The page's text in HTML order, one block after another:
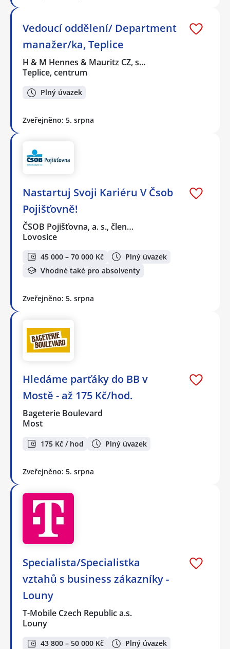
Vedoucí oddělení/ Department
manažer/ka, Teplice
H & M Hennes & Mauritz CZ, s…
Teplice, centrum
Plný úvazek
Zveřejněno: 5. srpna
Nastartuj Svoji Kariéru V Čsob
Pojišťovně!
ČSOB Pojišťovna, a. s., člen…
Lovosice
45 000 – 70 000 Kč
Plný úvazek
Vhodné také pro absolventy
Zveřejněno: 5. srpna
Hledáme parťáky do BB v
Mostě - až 175 Kč/hod.
Bageterie Boulevard
Most
175 Kč / hod Plný úvazek
Zveřejněno: 5. srpna
Specialista/Specialistka
vztahů s business zákazníky -
Louny
T-Mobile Czech Republic a.s.
Louny
43 800 – 50 000 Kč Plný úvazek